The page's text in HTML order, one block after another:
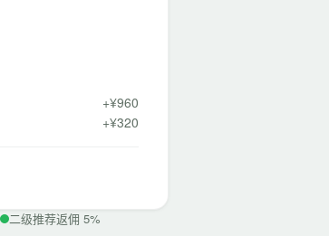
+¥960
+¥320
二级推荐返佣 5%